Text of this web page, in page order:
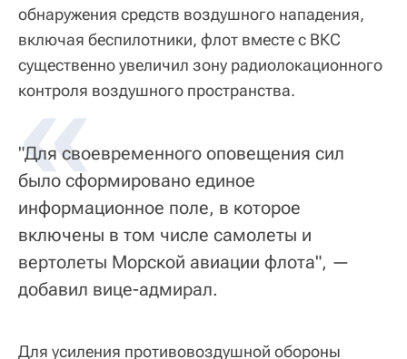
обнаружения средств воздушного нападения,
включая беспилотники, флот вместе с ВКС
существенно увеличил зону радиолокационного
контроля воздушного пространства.
«
"Для своевременного оповещения сил
было сформировано единое
информационное поле, в которое
включены в том числе самолеты и
вертолеты Морской авиации флота", —
добавил вице-адмирал.
Для усиления противовоздушной обороны